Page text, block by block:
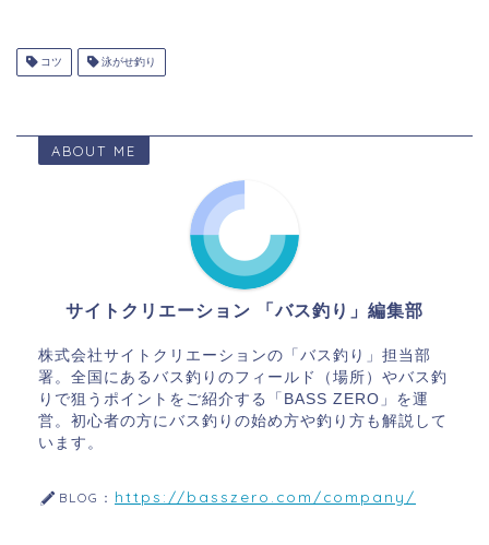
コツ 泳がせ釣り
ABOUT ME
サイトクリエーション 「バス釣り」編集部
株式会社サイトクリエーションの「バス釣り」担当部
署。全国にあるバス釣りのフィールド（場所）やバス釣
りで狙うポイントをご紹介する「BASS ZERO」を運
営。初心者の方にバス釣りの始め方や釣り方も解説して
います。
BLOG： https://basszero.com/company/